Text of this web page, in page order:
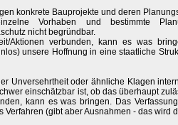
konkrete Bauprojekte und deren
Vorhaben und bestimmte
nicht begründbar.
Aktionen verbunden, kann es was
unsere Hoffnung in eine staatliche
Unversehrtheit oder ähnliche Klagen
einschätzbar ist, ob das überhaupt
kann es was bringen. Das
(gibt aber Ausnahmen - das wird